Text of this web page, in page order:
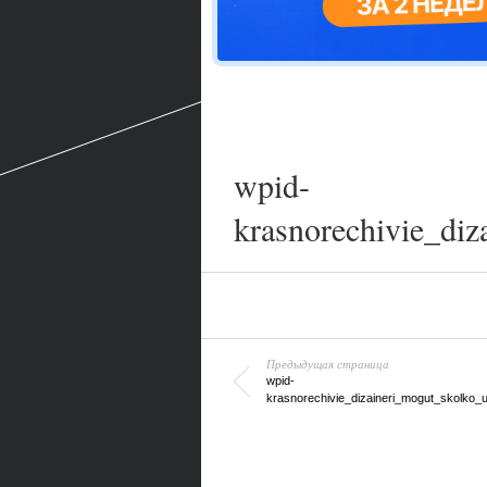
wpid-
Предыдущая страница
wpid-